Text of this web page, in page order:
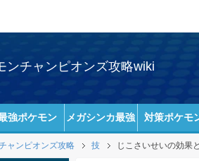
ンチャンピオンズ攻略wiki
強ポケモン メガシンカ最強 対策ポケモ
ャンピオンズ攻略 技 じこさいせいの効果